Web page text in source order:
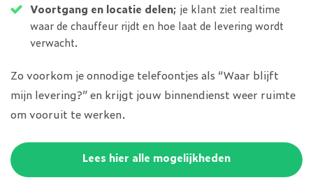
Voortgang en locatie delen; je klant ziet realtime
waar de chauffeur rijdt en hoe laat de levering wordt
verwacht.
Zo voorkom je onnodige telefoontjes als “Waar blijft
mijn levering?” en krijgt jouw binnendienst weer ruimte
om vooruit te werken.
Lees hier alle mogelijkheden